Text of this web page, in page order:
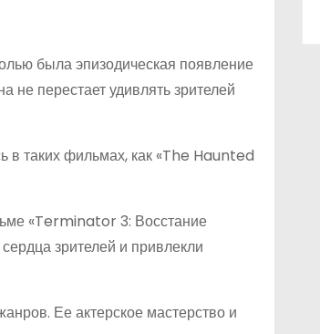
была эпизодическая появление
перестает удивлять зрителей
в таких фильмах, как «The Haunted
«Terminator 3: Восстание
зрителей и привлекли
Ее актерское мастерство и